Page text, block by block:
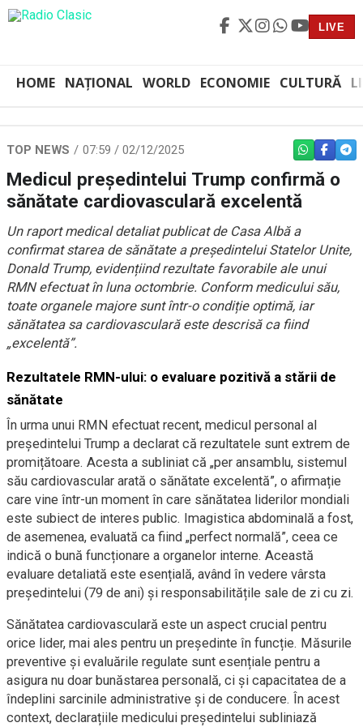
LIVE
HOME NAȚIONAL WORLD ECONOMIE CULTURĂ
TOP NEWS 07:59 / 02/12/2025 WHATSAPP
Medicul președintelui Trump confirmă o
sănătate cardiovasculară excelentă
Un raport medical detaliat publicat de Casa Albă a
confirmat starea de sănătate a președintelui Statelor Unite,
Donald Trump, evidențiind rezultate favorabile ale unui
RMN efectuat în luna octombrie. Conform medicului său,
toate organele majore sunt într-o condiție optimă, iar
sănătatea sa cardiovasculară este descrisă ca fiind
„excelentă”.
Rezultatele RMN-ului: o evaluare pozitivă a stării de
sănătate
În urma unui RMN efectuat recent, medicul personal al
președintelui Trump a declarat că rezultatele sunt extrem de
promițătoare. Acesta a subliniat că „per ansamblu, sistemul
său cardiovascular arată o sănătate excelentă”, o afirmație
care vine într-un moment în care sănătatea liderilor mondiali
este subiect de interes public. Imagistica abdominală a fost,
de asemenea, evaluată ca fiind „perfect normală”, ceea ce
indică o bună funcționare a organelor interne. Această
evaluare detaliată este esențială, având în vedere vârsta
președintelui (79 de ani) și responsabilitățile sale de zi cu zi.
Sănătatea cardiovasculară este un aspect crucial pentru
orice lider, mai ales pentru un președinte în funcție. Măsurile
preventive și evaluările regulate sunt esențiale pentru a
asigura nu doar bunăstarea personală, ci și capacitatea de a
îndeplini sarcinile administrative și de conducere. În acest
context, declarațiile medicului președintelui subliniază